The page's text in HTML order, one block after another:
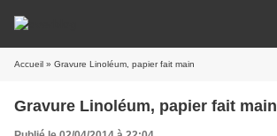
Accueil » Gravure Linoléum, papier fait main
Gravure Linoléum, papier fait main